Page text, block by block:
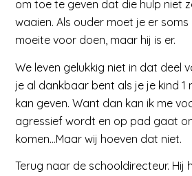
om toe te geven dat die hulp niet
waaien. Als ouder moet je er
moeite voor doen, maar hij is er.
We leven gelukkig niet in dat deel
je al dankbaar bent als je je kind
kan geven. Want dan kan ik me
agressief wordt en op pad gaat
komen…Maar wij hoeven dat niet.
Terug naar de schooldirecteur. Hij